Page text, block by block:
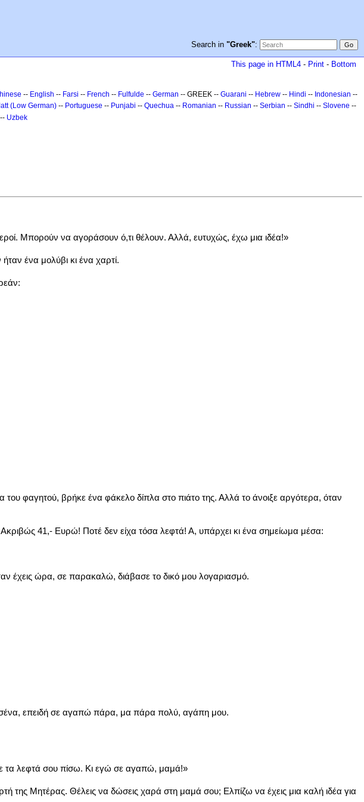
Search in "Greek":
This page in HTML4 - Print - Bottom
-- English -- Farsi -- French -- Fulfulde -- German -- GREEK -- Guarani -- Hebrew -- Hindi -- Indonesian --
(Low German) -- Portuguese -- Punjabi -- Quechua -- Romanian -- Russian -- Serbian -- Sindhi -- Slovene --
-- Uzbek
Μπορούν να αγοράσουν ό,τι θέλουν. Αλλά, ευτυχώς, έχω μια ιδέα!»
ένα μολύβι κι ένα χαρτί.
φαγητού, βρήκε ένα φάκελο δίπλα στο πιάτο της. Αλλά το άνοιξε αργότερα, όταν
41,- Ευρώ! Ποτέ δεν είχα τόσα λεφτά! Α, υπάρχει κι ένα σημείωμα μέσα:
έχεις ώρα, σε παρακαλώ, διάβασε το δικό μου λογαριασμό.
επειδή σε αγαπώ πάρα, μα πάρα πολύ, αγάπη μου.
τα λεφτά σου πίσω. Κι εγώ σε αγαπώ, μαμά!»
της Μητέρας. Θέλεις να δώσεις χαρά στη μαμά σου; Ελπίζω να έχεις μια καλή ιδέα για